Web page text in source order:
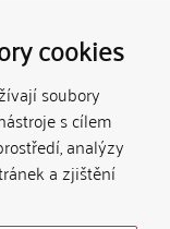
cookies
soubory
s cílem
analýzy
a zjištění